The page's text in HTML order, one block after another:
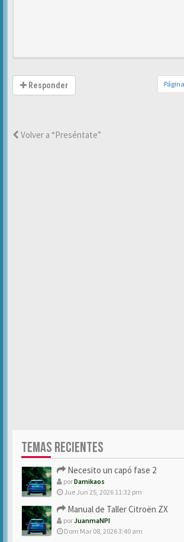
Responder Página
Volver a “Preséntate”
TEMAS RECIENTES
Necesito un capó fase 2
porDamikaos
Jue Jun 25, 2026 11:32 pm
Manual de Taller Citroën ZX
porJuanmaNPI
Dom Mar 08, 2026 3:40 am